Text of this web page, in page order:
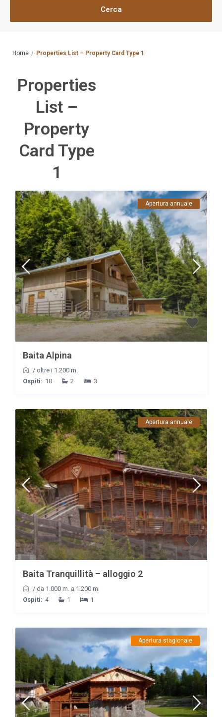
Home Properties List – Property Card Type 1
Properties
List –
Property
Card Type
1
Apertura annuale
Baita Alpina
/ oltre i 1.200 m.
Ospiti: 10 2 3
Apertura annuale
Baita Tranquillità – alloggio 2
/ da 1.000 m. a 1.200 m.
Ospiti: 4 1 1
Apertura stagionale